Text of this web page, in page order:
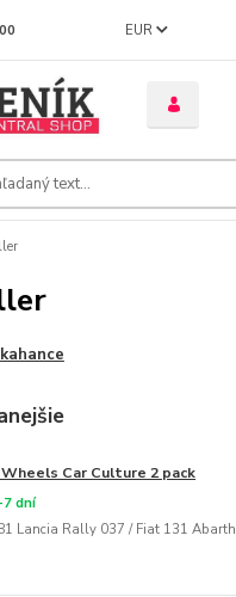
EUR
Car Culture 2 pack
Lancia Rally 037 / Fiat 131 Abarth
7 dní